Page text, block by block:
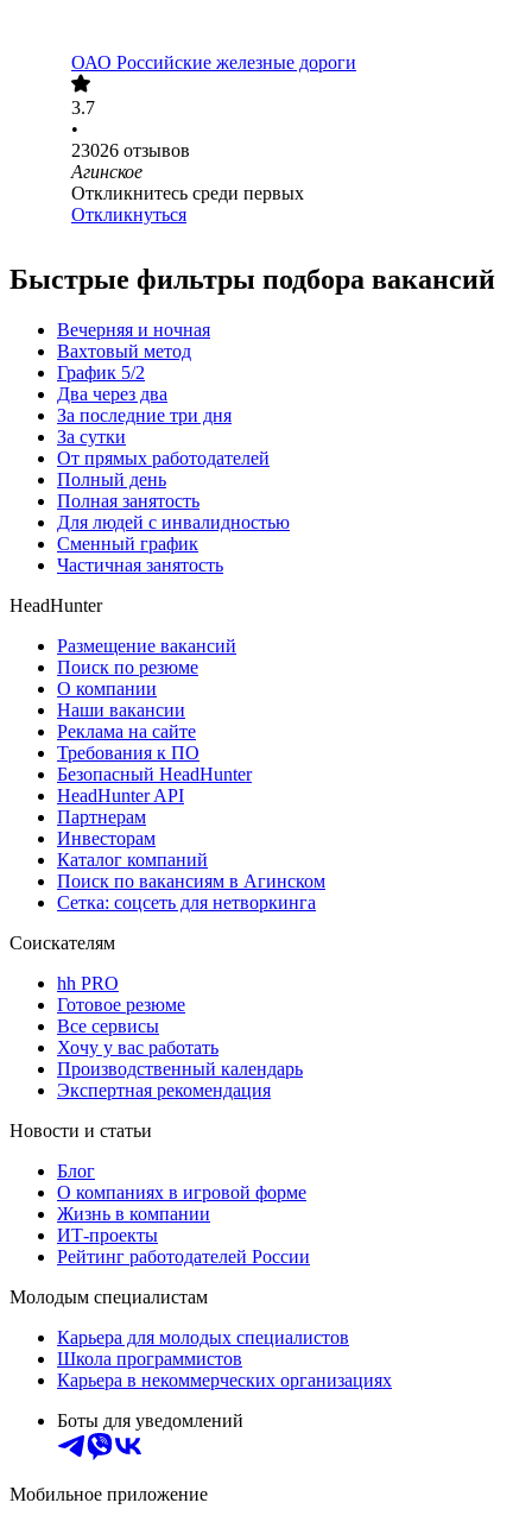
ОАО Российские железные дороги
3.7
•
23026 отзывов
Агинское
Откликнитесь среди первых
Откликнуться
Быстрые фильтры подбора вакансий
Вечерняя и ночная
Вахтовый метод
График 5/2
Два через два
За последние три дня
За сутки
От прямых работодателей
Полный день
Полная занятость
Для людей с инвалидностью
Сменный график
Частичная занятость
HeadHunter
Размещение вакансий
Поиск по резюме
О компании
Наши вакансии
Реклама на сайте
Требования к ПО
Безопасный HeadHunter
HeadHunter API
Партнерам
Инвесторам
Каталог компаний
Поиск по вакансиям в Агинском
Сетка: соцсеть для нетворкинга
Соискателям
hh PRO
Готовое резюме
Все сервисы
Хочу у вас работать
Производственный календарь
Экспертная рекомендация
Новости и статьи
Блог
О компаниях в игровой форме
Жизнь в компании
ИТ-проекты
Рейтинг работодателей России
Молодым специалистам
Карьера для молодых специалистов
Школа программистов
Карьера в некоммерческих организациях
Боты для уведомлений
Мобильное приложение